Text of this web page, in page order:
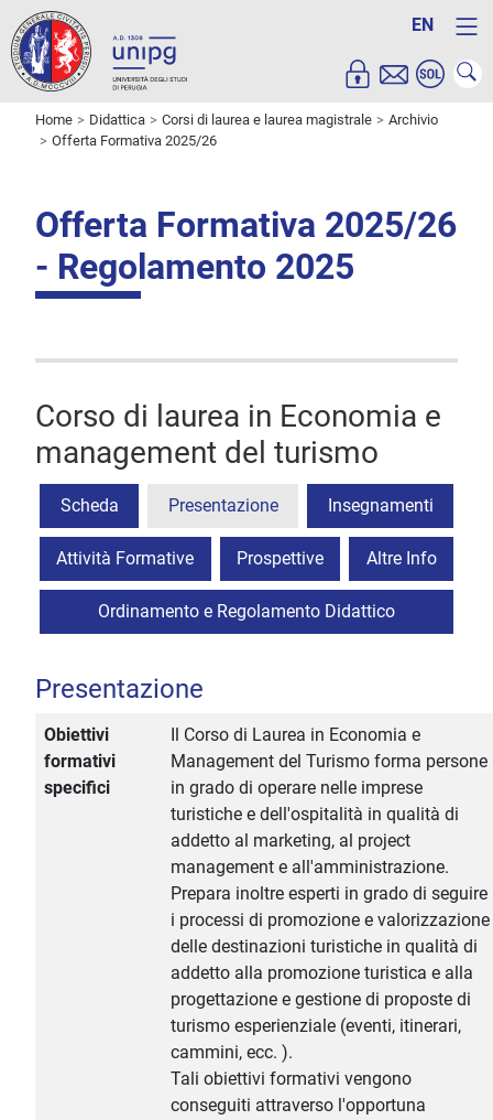
EN
Home Didattica Corsi di laurea e laurea magistrale
Archivio
Offerta Formativa 2025/26
Offerta Formativa 2025/26
- Regolamento 2025
Corso di laurea in Economia e
management del turismo
Scheda Presentazione Insegnamenti
Attività Formative Prospettive Altre Info
Ordinamento e Regolamento Didattico
Presentazione
Obiettivi
formativi
specifici
Il Corso di Laurea in Economia e
Management del Turismo forma persone
in grado di operare nelle imprese
turistiche e dell'ospitalità in qualità di
addetto al marketing, al project
management e all'amministrazione.
Prepara inoltre esperti in grado di seguire
i processi di promozione e valorizzazione
delle destinazioni turistiche in qualità di
addetto alla promozione turistica e alla
progettazione e gestione di proposte di
turismo esperienziale (eventi, itinerari,
cammini, ecc. ).
Tali obiettivi formativi vengono
conseguiti attraverso l'opportuna